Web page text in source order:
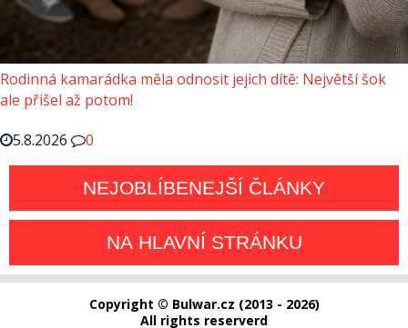
Rodinná kamarádka měla odnosit jejich dítě: Největší šok
ale přišel až potom!
5.8.2026
0
NEJOBLÍBENEJŠÍ ČLÁNKY
NA HLAVNÍ STRÁNKU
Copyright © Bulwar.cz (2013 - 2026)
All rights reserverd